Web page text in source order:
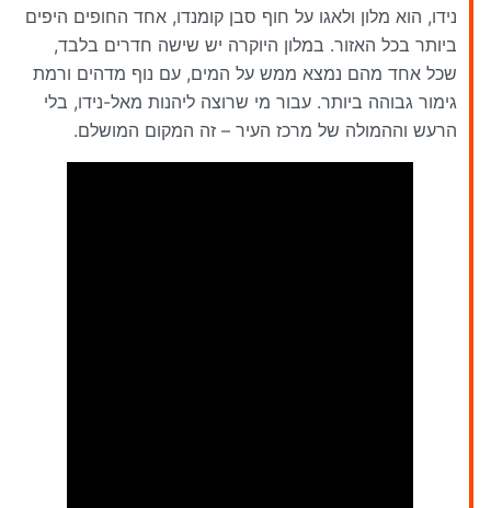
נידו, הוא מלון ולאגו על חוף סבן קומנדו, אחד החופים היפים
ביותר בכל האזור. במלון היוקרה יש שישה חדרים בלבד,
שכל אחד מהם נמצא ממש על המים, עם נוף מדהים ורמת
גימור גבוהה ביותר. עבור מי שרוצה ליהנות מאל-נידו, בלי
הרעש וההמולה של מרכז העיר – זה המקום המושלם.